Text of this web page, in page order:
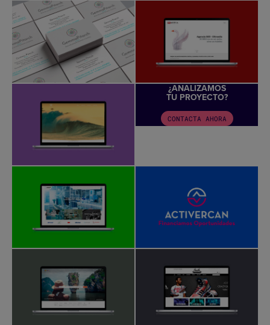
¿ANALIZAMOS
TU PROYECTO?
CONTACTA AHORA